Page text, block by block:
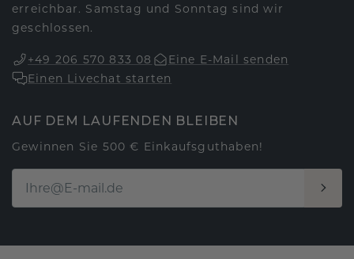
erreichbar. Samstag und Sonntag sind wir
geschlossen.
+49 206 570 833 08
Eine E-Mail senden
Einen Livechat starten
AUF DEM LAUFENDEN BLEIBEN
Gewinnen Sie 500 € Einkaufsguthaben!